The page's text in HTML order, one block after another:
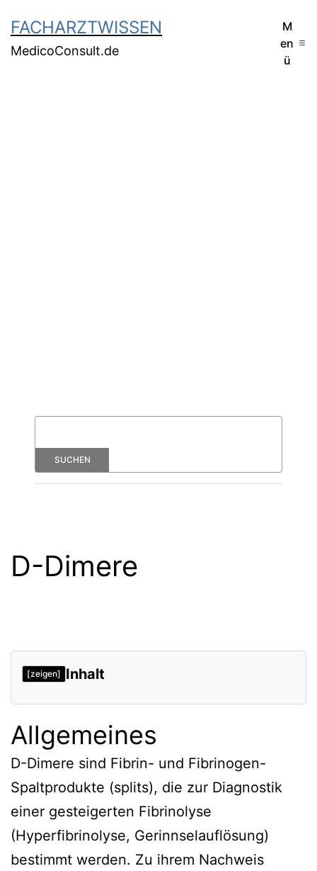
FACHARZTWISSEN
MedicoConsult.de
M
en
ü
D-Dimere
[zeigen] Inhalt
Allgemeines
D-Dimere sind Fibrin- und Fibrinogen-
Spaltprodukte (splits), die zur Diagnostik
einer gesteigerten Fibrinolyse
(Hyperfibrinolyse, Gerinnselauflösung)
bestimmt werden. Zu ihrem Nachweis